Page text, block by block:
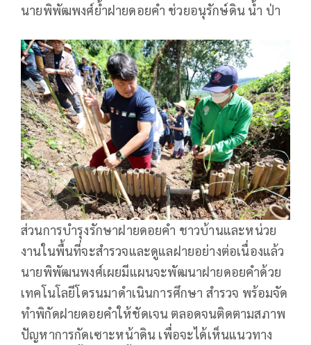
นายพิพัฒพงศ์ย้ำฝายดอยคำ ช่วยอนุรักษ์ดิน น้ำ ป่า
ส่วนการบำรุงรักษาฝายดอยคำ ชาวบ้านและหน่วย
งานในพื้นที่จะสำรวจและดูแลฝายอย่างต่อเนื่องแล้ว
นายพิพัฒนพงศ์เผยมีแผนจะพัฒนาฝายดอยคำด้วย
เทคโนโลยีโดรนมาดำเนินการศึกษา สำรวจ พร้อมจัด
ทำพิกัดฝายดอยคำให้ชัดเจน ตลอดจนติดตามสภาพ
ปัญหาการกัดเซาะหน้าดิน เพื่อจะได้เห็นแนวทาง